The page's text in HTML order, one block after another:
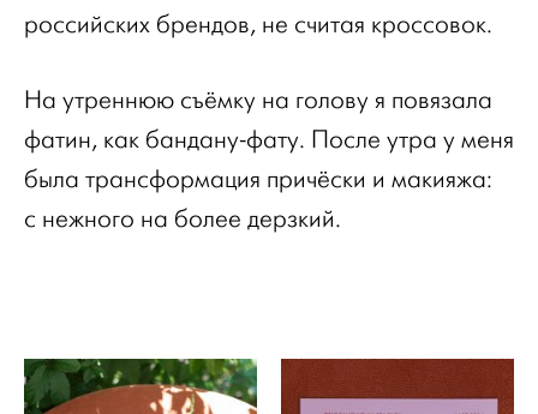
российских брендов, не считая кроссовок.
На утреннюю съёмку на голову я повязала
фатин, как бандану-фату. После утра у меня
была трансформация причёски и макияжа:
с нежного на более дерзкий.